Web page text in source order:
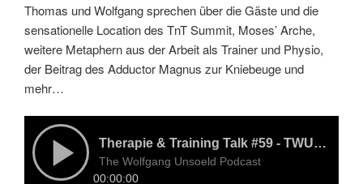
Thomas und Wolfgang sprechen über die Gäste und die
sensationelle Location des TnT Summit, Moses’ Arche,
weitere Metaphern aus der Arbeit als Trainer und Physio,
der Beitrag des Adductor Magnus zur Kniebeuge und
mehr…